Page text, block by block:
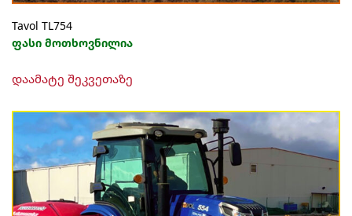
Tavol TL754
ფასი მოთხოვნილია
დაამატე შეკვეთაზე